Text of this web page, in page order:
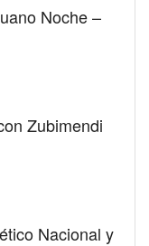
Noche –
Zubimendi
Nacional y